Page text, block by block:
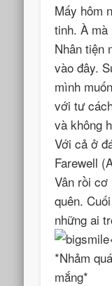
Mấy hôm
tinh. À
Nhân tiện
vào đây.
mình
với tư
và không
Với cả ở
Farewell
Vân rồi cơ
quên.
những ai
*Nhảm
mắng*